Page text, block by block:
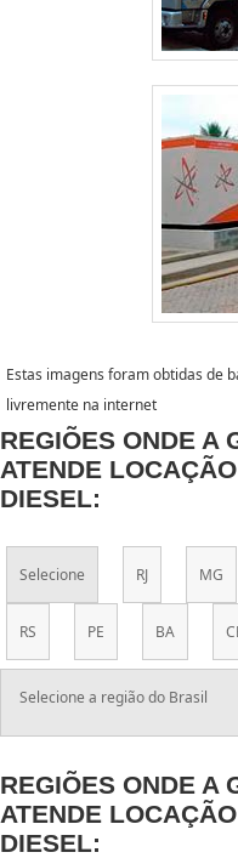
Estas imagens foram obtidas de
livremente na internet
REGIÕES ONDE A
ATENDE
DIESEL:
Selecione RJ MG
RS PE BA
Selecione a região do Brasil
REGIÕES ONDE A
ATENDE
DIESEL: